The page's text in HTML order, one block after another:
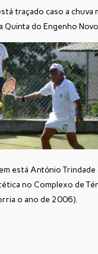
traçado caso a chuva
Quinta do Engenho
está António Trindade
no Complexo de
o ano de 2006).